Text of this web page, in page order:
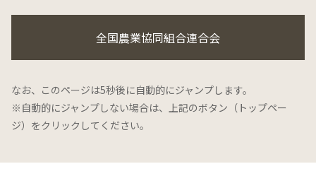
全国農業協同組合連合会
なお、このページは5秒後に自動的にジャンプします。
※自動的にジャンプしない場合は、上記のボタン（トップペー
ジ）をクリックしてください。